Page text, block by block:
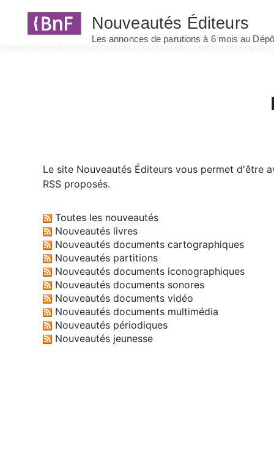
Le site Nouveautés Éditeurs vous permet d'être
RSS proposés.
Toutes les nouveautés
Nouveautés livres
Nouveautés documents cartographiques
Nouveautés partitions
Nouveautés documents iconographiques
Nouveautés documents sonores
Nouveautés documents vidéo
Nouveautés documents multimédia
Nouveautés périodiques
Nouveautés jeunesse